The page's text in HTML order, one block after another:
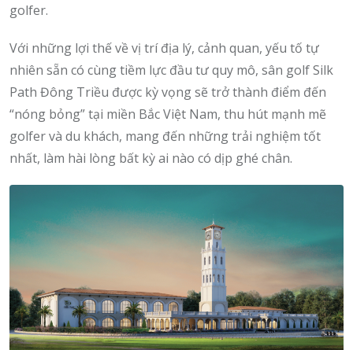
golfer.
Với những lợi thế về vị trí địa lý, cảnh quan, yếu tố tự
nhiên sẵn có cùng tiềm lực đầu tư quy mô, sân golf Silk
Path Đông Triều được kỳ vọng sẽ trở thành điểm đến
“nóng bỏng” tại miền Bắc Việt Nam, thu hút mạnh mẽ
golfer và du khách, mang đến những trải nghiệm tốt
nhất, làm hài lòng bất kỳ ai nào có dịp ghé chân.